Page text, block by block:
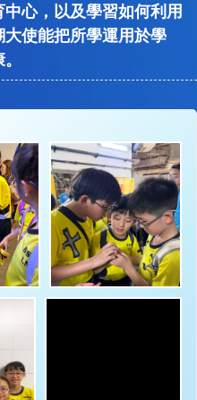
心，以及學習如何利用
使能把所學運用於學